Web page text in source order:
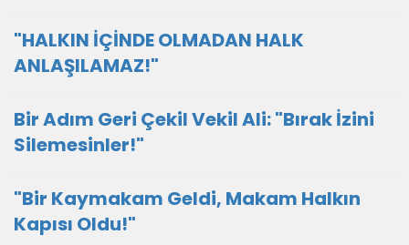
"HALKIN İÇİNDE OLMADAN HALK
ANLAŞILAMAZ!"
Bir Adım Geri Çekil Vekil Ali: "Bırak İzini
Silemesinler!"
"Bir Kaymakam Geldi, Makam Halkın
Kapısı Oldu!"